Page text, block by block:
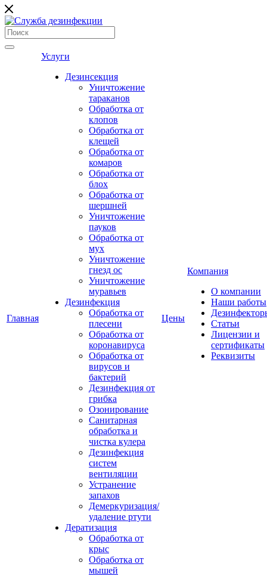
Главная
Услуги
Дезинсекция
Уничтожение
тараканов
Обработка от
клопов
Обработка от
клещей
Обработка от
комаров
Обработка от
блох
Обработка от
шершней
Уничтожение
пауков
Обработка от
мух
Уничтожение
гнезд ос
Уничтожение
муравьев
Дезинфекция
Обработка от
плесени
Обработка от
коронавируса
Обработка от
вирусов и
бактерий
Дезинфекция от
грибка
Озонирование
Санитарная
обработка и
чистка кулера
Дезинфекция
систем
вентиляции
Устранение
запахов
Демеркуризация/
удаление ртути
Дератизация
Обработка от
крыс
Обработка от
мышей
Цены
Компания
О компании
Наши работы
Статьи
Лицензии и
сертификаты
Реквизиты